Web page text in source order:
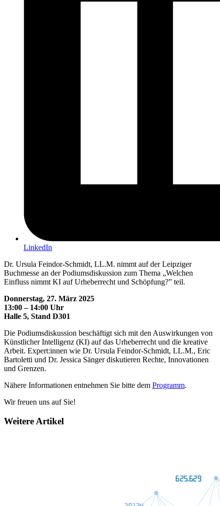
LinkedIn
Dr. Ursula Feindor-Schmidt, LL.M. nimmt auf der Leipziger
Buchmesse an der Podiumsdiskussion zum Thema „Welchen
Einfluss nimmt KI auf Urheberrecht und Schöpfung?” teil.
Donnerstag, 27. März 2025
13:00 – 14:00 Uhr
Halle 5, Stand D301
Die Podiumsdiskussion beschäftigt sich mit den Auswirkungen von
Künstlicher Intelligenz (KI) auf das Urheberrecht und die kreative
Arbeit. Expert:innen wie Dr. Ursula Feindor-Schmidt, LL.M., Eric
Bartoletti und Dr. Jessica Sänger diskutieren Rechte, Innovationen
und Grenzen.
Nähere Informationen entnehmen Sie bitte dem Programm.
Wir freuen uns auf Sie!
Weitere Artikel